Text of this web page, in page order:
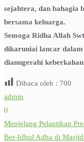
sejahtera, dan bahagia
bersama keluarga.
Semoga Ridha Allah
dikaruniai lancar
dianugerahi
Dibaca oleh : 700
admin
0
Post
Menjelang Pelantikan
Ber-Idhul Adha di